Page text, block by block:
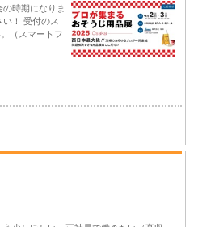
時期になりま
！ 受付のス
（スマートフ